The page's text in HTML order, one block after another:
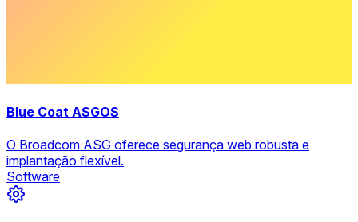
Blue Coat ASGOS
O Broadcom ASG oferece segurança web robusta e
implantação flexível.
Software